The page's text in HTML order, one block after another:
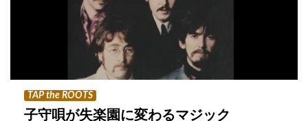
TAP the ROOTS
子守唄が失楽園に変わるマジック